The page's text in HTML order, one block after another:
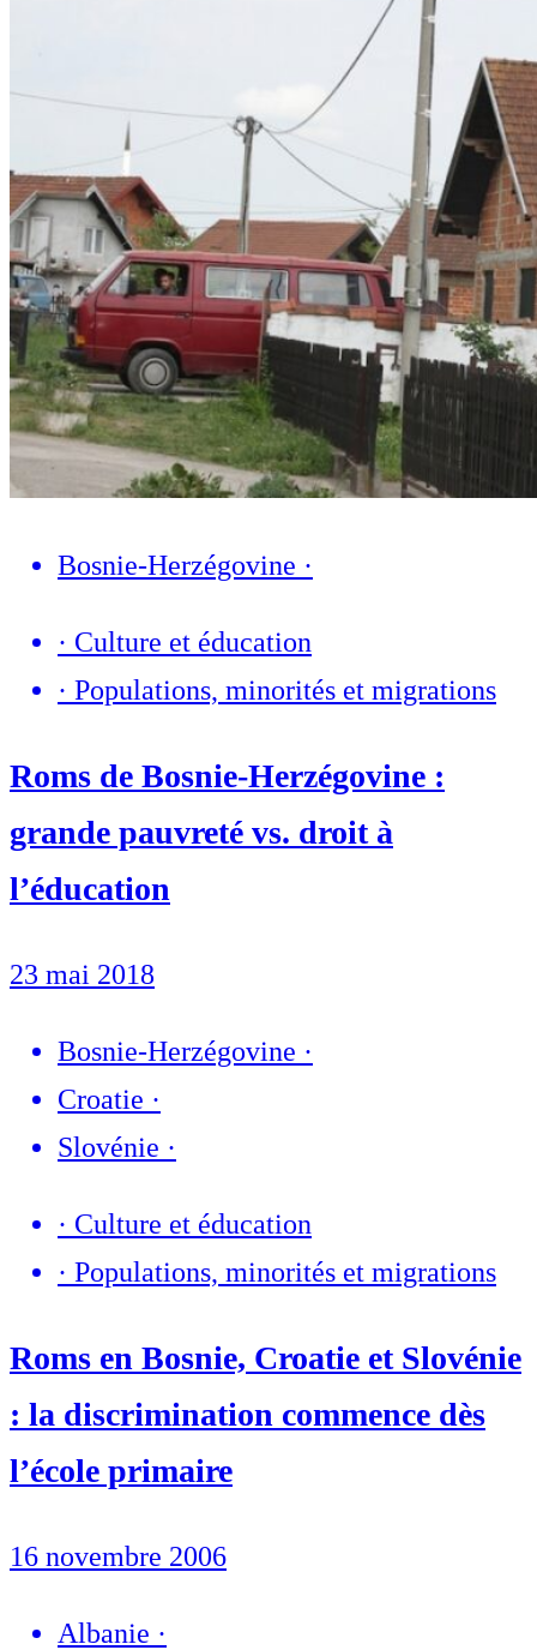
Bosnie-Herzégovine ·
· Culture et éducation
· Populations, minorités et migrations
Roms de Bosnie-Herzégovine :
grande pauvreté vs. droit à
l’éducation
23 mai 2018
Bosnie-Herzégovine ·
Croatie ·
Slovénie ·
· Culture et éducation
· Populations, minorités et migrations
Roms en Bosnie, Croatie et Slovénie
: la discrimination commence dès
l’école primaire
16 novembre 2006
Albanie ·